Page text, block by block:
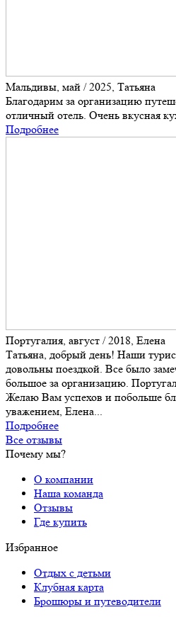
Мальдивы, май / 2025, Татьяна
Благодарим за организацию
отличный отель. Очень вкусная
Подробнее
Португалия, август / 2018, Елена
Татьяна, добрый день! Наши
довольны поездкой. Все было
большое за организацию.
Желаю Вам успехов и побольше
уважением, Елена...
Подробнее
Все отзывы
Почему мы?
О компании
Наша команда
Отзывы
Где купить
Избранное
Отдых с детьми
Клубная карта
Брошюры и путеводители